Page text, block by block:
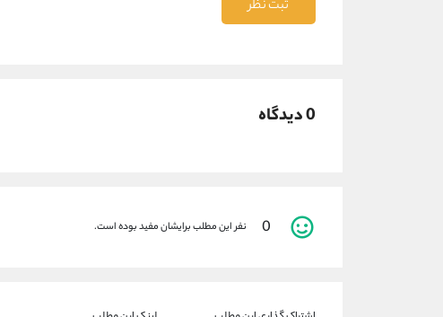
ثبت نظر
0 دیدگاه
0 نفر این مطلب برایشان مفید بوده است.